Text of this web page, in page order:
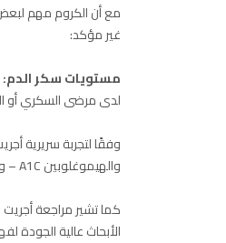
مع أن الكروم مهم
غير مؤكد:
مستويات سكر الدم:
لدى مرضى السكري أو
وفقًا لتجربة سريرية أجريت عام ٢٠٢٣، كانت مكملات
والهيموغلوبين A1C – وهو مؤشر على التحكم طويل الأمد في مستوى السكر في الدم – لدى مرضى داء السكري من النوع الثاني.
الأبحاث عالية